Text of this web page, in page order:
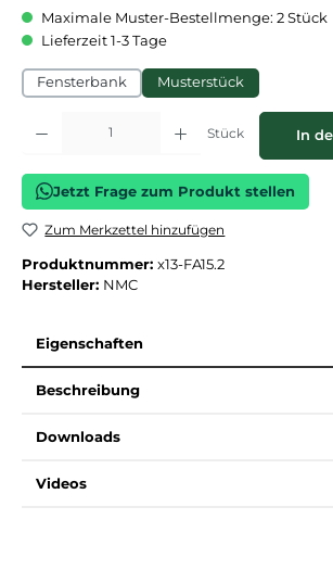
Maximale Muster-Bestellmenge: 2 Stück
Lieferzeit 1-3 Tage
Fensterbank Musterstück
Produkt Anzahl: Gib den gewünschten Wert ein
Stück In
Jetzt Frage zum Produkt stellen
Zum Merkzettel hinzufügen
Produktnummer: x13-FA15.2
Hersteller: NMC
Eigenschaften
Beschreibung
Downloads
Videos